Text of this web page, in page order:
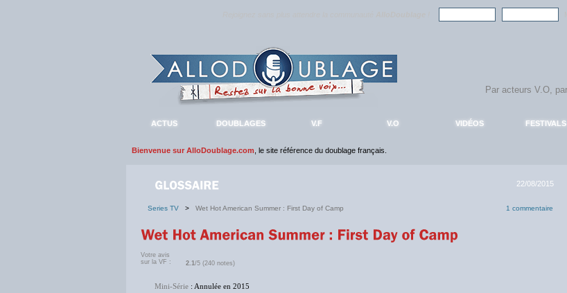
ACTUS DOUBLAGES V.F V.O VIDÉOS FESTIVALS
Bienvenue sur AlloDoublage.com , le site référence du doublage français.
22/08/2015
Series TV > Wet Hot American Summer : First Day of Camp 1 commentaire
Votre avis
sur la VF :
2.1/5 (240 notes)
Mini-Série : Annulée en 2015